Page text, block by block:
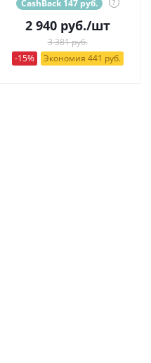
CashBack 147 руб.
2 940руб./шт
3 381 руб.
-15%
Экономия 441 руб.